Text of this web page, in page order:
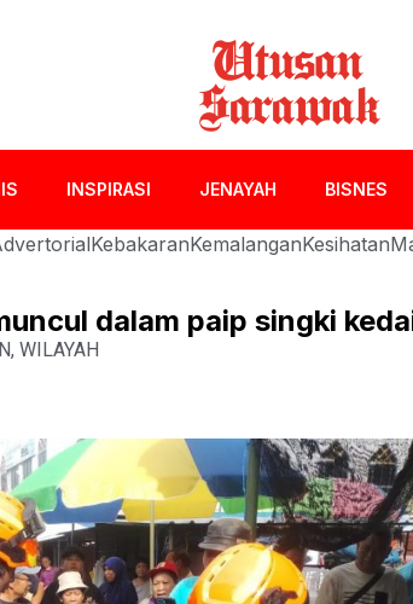
INSPIRASI JENAYAH BISNES
KebakaranKemalanganKesihatan
dalam paip singki
, WILAYAH